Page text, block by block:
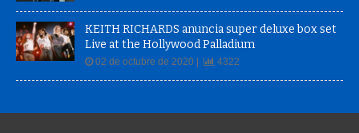
KEITH RICHARDS anuncia super deluxe box set
Live at the Hollywood Palladium
02 de octubre de 2020 | 4322